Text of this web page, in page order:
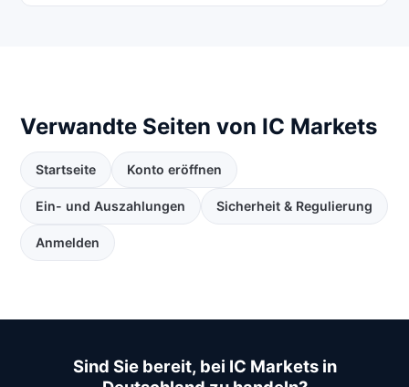
Verwandte Seiten von IC Markets
Startseite Konto eröffnen
Ein- und Auszahlungen Sicherheit & Regulierung
Anmelden
Sind Sie bereit, bei IC Markets in